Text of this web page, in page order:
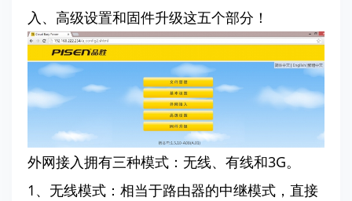
入、高级设置和固件升级这五个部分！
外网接入拥有三种模式：无线、有线和3G。
1、无线模式：相当于路由器的中继模式，直接